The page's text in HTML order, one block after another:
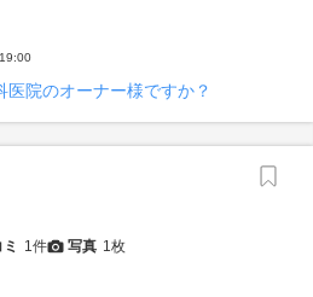
医院のオーナー様ですか？
1件 写真 1枚